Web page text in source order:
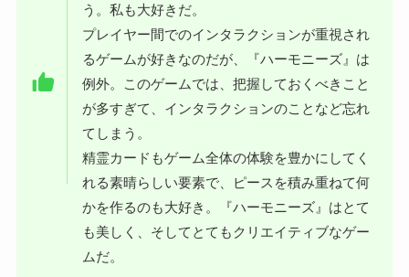
う。私も大好きだ。
プレイヤー間でのインタラクションが重視され
るゲームが好きなのだが、『ハーモニーズ』は
例外。このゲームでは、把握しておくべきこと
が多すぎて、インタラクションのことなど忘れ
てしまう。
精霊カードもゲーム全体の体験を豊かにしてく
れる素晴らしい要素で、ピースを積み重ねて何
かを作るのも大好き。『ハーモニーズ』はとて
も美しく、そしてとてもクリエイティブなゲー
ムだ。